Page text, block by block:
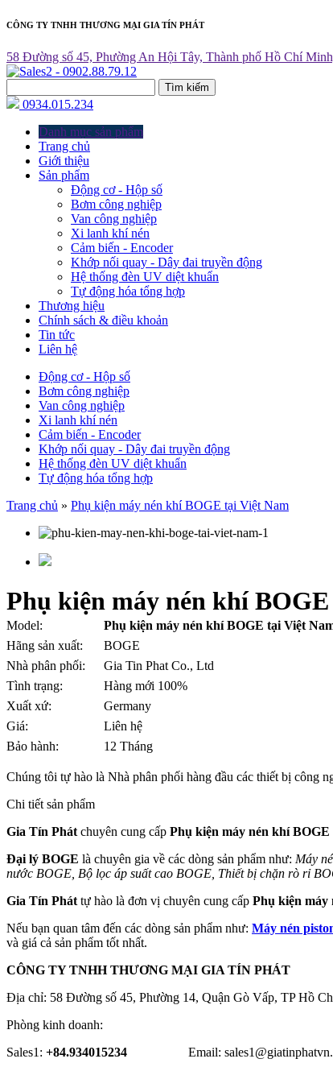
CÔNG TY TNHH THƯƠNG MẠI GIA TÍN PHÁT
58 Đường số 45, Phường An Hội Tây, Thành phố Hồ Chí
Tìm kiếm
0934.015.234
Danh mục sản phẩm
Trang chủ
Giới thiệu
Sản phẩm
Động cơ - Hộp số
Bơm công nghiệp
Van công nghiệp
Xi lanh khí nén
Cảm biến - Encoder
Khớp nối quay - Dây đai truyền động
Hệ thống đèn UV diệt khuẩn
Tự động hóa tổng hợp
Thương hiệu
Chính sách & điều khoản
Tin tức
Liên hệ
Động cơ - Hộp số
Bơm công nghiệp
Van công nghiệp
Xi lanh khí nén
Cảm biến - Encoder
Khớp nối quay - Dây đai truyền động
Hệ thống đèn UV diệt khuẩn
Tự động hóa tổng hợp
Trang chủ » Phụ kiện máy nén khí BOGE tại Việt Nam
Phụ kiện máy nén khí
Model:
Phụ kiện máy nén khí BOGE tại Việt
Hãng sản xuất:
BOGE
Nhà phân phối:
Gia Tin Phat Co., Ltd
Tình trạng:
Hàng mới 100%
Xuất xứ:
Germany
Giá:
Liên hệ
Bảo hành:
12 Tháng
Chúng tôi tự hào là Nhà phân phối hàng đầu các thiết bị công
Chi tiết sản phẩm
Gia Tín Phát chuyên cung cấp Phụ kiện máy nén khí BOGE
Đại lý BOGE là chuyên gia về các dòng sản phẩm như: Máy
nước BOGE, Bộ lọc áp suất cao BOGE, Thiết bị chặn rò rỉ
Gia Tín Phát tự hào là đơn vị chuyên cung cấp Phụ kiện máy
Nếu bạn quan tâm đến các dòng sản phẩm như: Máy nén
và giá cả sản phẩm tốt nhất.
CÔNG TY TNHH THƯƠNG MẠI GIA TÍN PHÁT
Địa chỉ: 58 Đường số 45, Phường 14, Quận Gò Vấp, TP Hồ
Phòng kinh doanh:
Sales1: +84.934015234 Email: